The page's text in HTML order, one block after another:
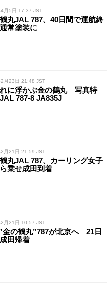
4月5日 17:37 JST
丸JAL 787、40日間で運航終
常塗装に
2月23日 21:48 JST
に浮かぶ金の鶴丸 写真特
787-8 JA835J
2月21日 21:59 JST
丸JAL 787、カーリング女子
乗せ成田到着
2月21日 10:57 JST
金の鶴丸”787が北京へ 21日
田帰着